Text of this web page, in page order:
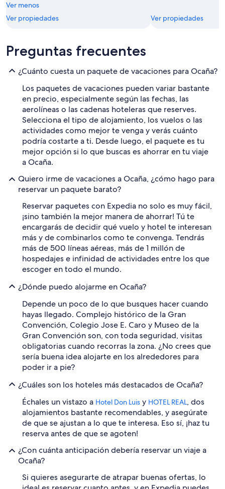
Ver menos
Ver propiedades
Ver propiedades
Preguntas frecuentes
¿Cuánto cuesta un paquete de vacaciones para Ocaña?
Los paquetes de vacaciones pueden variar bastante
en precio, especialmente según las fechas, las
aerolíneas o las cadenas hoteleras que reserves.
Selecciona el tipo de alojamiento, los vuelos o las
actividades como mejor te venga y verás cuánto
podría costarte a ti. Desde luego, el paquete es tu
mejor opción si lo que buscas es ahorrar en tu viaje
a Ocaña.
Quiero irme de vacaciones a Ocaña, ¿cómo hago para
reservar un paquete barato?
Reservar paquetes con Expedia no solo es muy fácil,
¡sino también la mejor manera de ahorrar! Tú te
encargarás de decidir qué vuelo y hotel te interesan
más y de combinarlos como te convenga. Tendrás
más de 500 líneas aéreas, más de 1 millón de
hospedajes e infinidad de actividades entre los que
escoger en todo el mundo.
¿Dónde puedo alojarme en Ocaña?
Depende un poco de lo que busques hacer cuando
hayas llegado. Complejo histórico de la Gran
Convención, Colegio Jose E. Caro y Museo de la
Gran Convención son, con toda seguridad, visitas
obligatorias cuando recorras la zona. ¿No crees que
sería buena idea alojarte en los alrededores para
poder ir a pie?
¿Cuáles son los hoteles más destacados de Ocaña?
Échales un vistazo a Hotel Don Luis y HOTEL REAL, dos
alojamientos bastante recomendables, y asegúrate
de que se ajustan a lo que te interesa. Eso sí, ¡haz tu
reserva antes de que se agoten!
¿Con cuánta anticipación debería reservar un viaje a
Ocaña?
Si quieres asegurarte de atrapar buenas ofertas, lo